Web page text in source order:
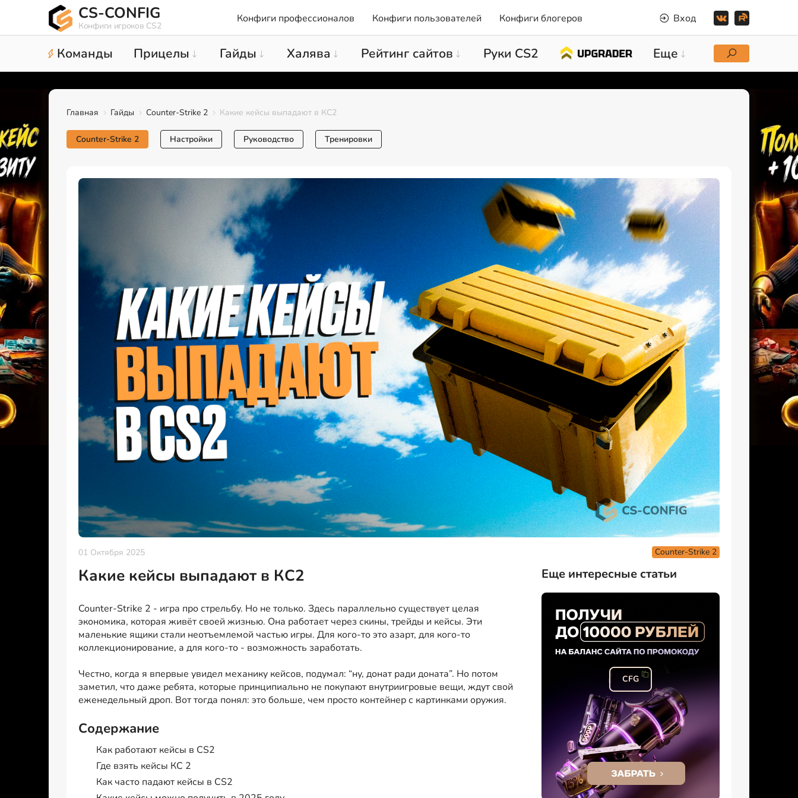
CS-CONFIG
Конфиги игроков CS2
Конфиги профессионалов Конфиги пользователей Конфиги блогеров Вход
Команды Прицелы Гайды Халява Рейтинг сайтов Руки CS2 Еще
Главная Гайды Counter-Strike 2 Какие кейсы выпадают в КС2
Counter-Strike 2 Настройки Руководство Тренировки
01 Октября 2025 Counter-Strike 2
Какие кейсы выпадают в КС2
Counter-Strike 2 - игра про стрельбу. Но не только. Здесь параллельно существует целая
экономика, которая живёт своей жизнью. Она работает через скины, трейды и кейсы. Эти
маленькие ящики стали неотъемлемой частью игры. Для кого-то это азарт, для кого-то
коллекционирование, а для кого-то - возможность заработать.
Честно, когда я впервые увидел механику кейсов, подумал: “ну, донат ради доната”. Но потом
заметил, что даже ребята, которые принципиально не покупают внутриигровые вещи, ждут свой
еженедельный дроп. Вот тогда понял: это больше, чем просто контейнер с картинками оружия.
Содержание
Как работают кейсы в CS2
Где взять кейсы КС 2
Как часто падают кейсы в CS2
Еще интересные статьи
CFG